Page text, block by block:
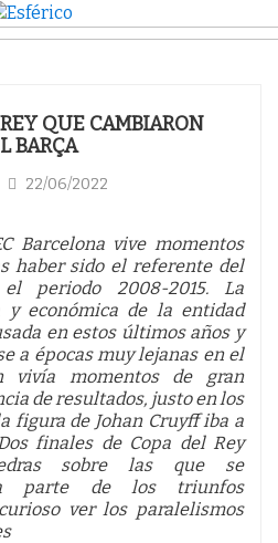
QUE CAMBIARON
BARÇA
22/06/2022
Barcelona vive momentos
haber sido el referente del
periodo 2008-2015. La
y económica de la entidad
en estos últimos años y
a épocas muy lejanas en el
vivía momentos de gran
de resultados, justo en los
figura de Johan Cruyff iba a
finales de Copa del Rey
sobre las que se
parte de los triunfos
ver los paralelismos